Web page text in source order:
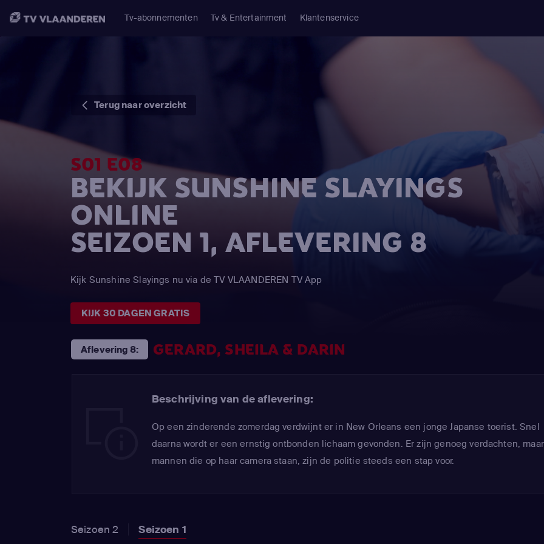
Tv-abonnementen Tv & Entertainment Klantenservice
Terug naar overzicht
S01 E08
BEKIJK SUNSHINE SLAYINGS
ONLINE
SEIZOEN 1, AFLEVERING 8
Kijk Sunshine Slayings nu via de TV VLAANDEREN TV App
KIJK 30 DAGEN GRATIS
Aflevering 8: GERARD, SHEILA & DARIN
Beschrijving van de aflevering:
Op een zinderende zomerdag verdwijnt er in New Orleans een jonge Japanse toerist. Snel
daarna wordt er een ernstig ontbonden lichaam gevonden. Er zijn genoeg verdachten,
mannen die op haar camera staan, zijn de politie steeds een stap voor.
Seizoen 2 Seizoen 1